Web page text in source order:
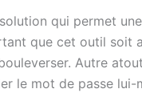
qui permet
que cet outil soit
Autre
le mot de passe lui-